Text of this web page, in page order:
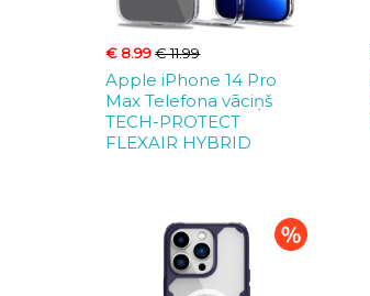
€ 8.99€ 11.99
Apple iPhone 14 Pro
Max Telefona vāciņš
TECH-PROTECT
FLEXAIR HYBRID